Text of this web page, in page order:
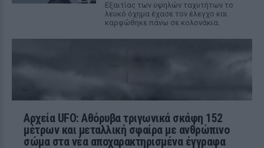
Εξαιτίας των υψηλών ταχυτήτων το
λευκό όχημα έχασε τον έλεγχο και
καρφώθηκε πάνω σε κολονάκια.
Αρχεία UFO: Αθόρυβα τριγωνικά σκάφη 152
μέτρων και μεταλλική σφαίρα με ανθρώπινο
σώμα στα νέα αποχαρακτηρισμένα έγγραφα